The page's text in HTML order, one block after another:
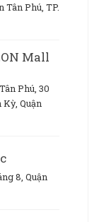
Tân Phú, TP.
Mall
Phú, 30
Kỳ, Quận
8, Quận